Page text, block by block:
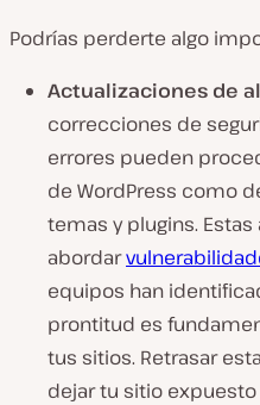
Podrías perderte algo
Actualizaciones de
correcciones de
errores pueden
de WordPress como
temas y plugins.
abordar
equipos han
prontitud es
tus sitios. Retrasar
dejar tu sitio